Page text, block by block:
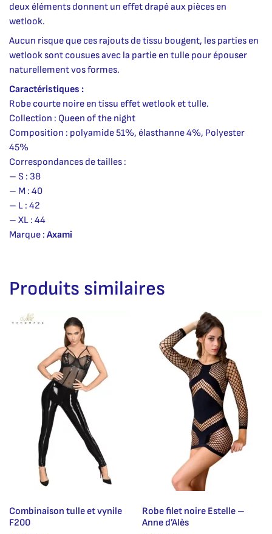
deux éléments donnent un effet drapé aux pièces en
wetlook.
Aucun risque que ces rajouts de tissu bougent, les parties en
wetlook sont cousues avec la partie en tulle pour épouser
naturellement vos formes.
Caractéristiques :
Robe courte noire en tissu effet wetlook et tulle.
Collection : Queen of the night
Composition : polyamide 51%, élasthanne 4%, Polyester
45%
Correspondances de tailles :
– S : 38
– M : 40
– L : 42
– XL : 44
Marque : Axami
Produits similaires
Combinaison tulle et vynile
F200
Robe filet noire Estelle –
Anne d’Alès